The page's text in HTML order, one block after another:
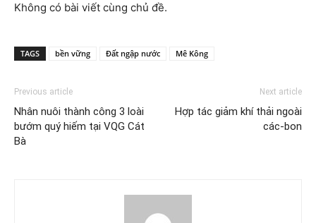
Không có bài viết cùng chủ đề.
TAGS bền vững Đất ngập nước Mê Kông
Previous article
Nhân nuôi thành công 3 loài
bướm quý hiếm tại VQG Cát
Bà
Next article
Hợp tác giảm khí thải ngoài
các-bon